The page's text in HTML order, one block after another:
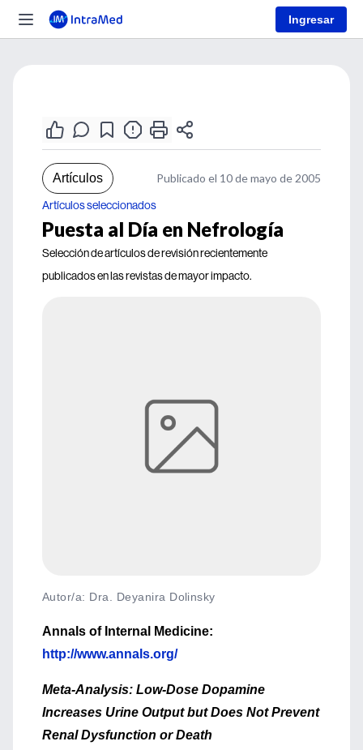
Ingresar
Artículos Publicado el 10 de mayo de 2005
Artículos seleccionados
Puesta al Día en Nefrología
Selección de artículos de revisión recientemente
publicados en las revistas de mayor impacto.
Autor/a: Dra. Deyanira Dolinsky
Annals of Internal Medicine:
http://www.annals.org/
Meta-Analysis: Low-Dose Dopamine
Increases Urine Output but Does Not Prevent
Renal Dysfunction or Death